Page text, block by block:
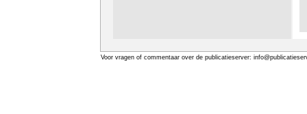
Voor vragen of commentaar over de publicatieserver: